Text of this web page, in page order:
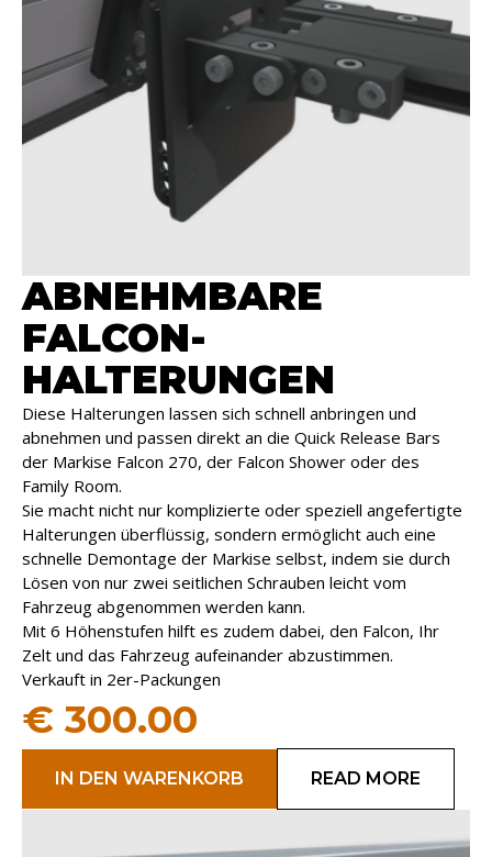
ABNEHMBARE
FALCON-
HALTERUNGEN
Diese Halterungen lassen sich schnell anbringen und
abnehmen und passen direkt an die Quick Release Bars
der Markise Falcon 270, der Falcon Shower oder des
Family Room.
Sie macht nicht nur komplizierte oder speziell angefertigte
Halterungen überflüssig, sondern ermöglicht auch eine
schnelle Demontage der Markise selbst, indem sie durch
Lösen von nur zwei seitlichen Schrauben leicht vom
Fahrzeug abgenommen werden kann.
Mit 6 Höhenstufen hilft es zudem dabei, den Falcon, Ihr
Zelt und das Fahrzeug aufeinander abzustimmen.
Verkauft in 2er-Packungen
€ 300.00
IN DEN WARENKORB READ MORE